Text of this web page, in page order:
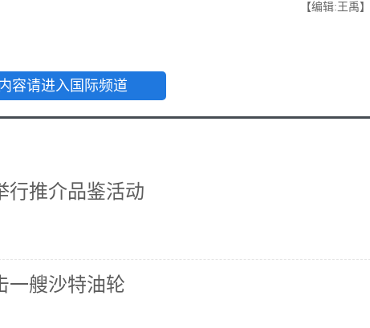
【编辑:王禹】
容请进入国际频道
行推介品鉴活动
一艘沙特油轮